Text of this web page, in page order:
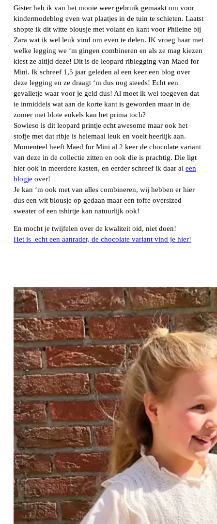
Gister heb ik van het mooie weer gebruik gemaakt om voor
kindermodeblog even wat plaatjes in de tuin te schieten. Laatst
shopte ik dit witte blousje met volant en kant voor Phileine bij
Zara wat ik wel leuk vind om even te delen. IK vroeg haar met
welke legging we ‘m gingen combineren en als ze mag kiezen
kiest ze altijd deze! Dit is de leopard riblegging van Maed for
Mini. Ik schreef 1,5 jaar geleden al een keer een blog over
deze legging en ze draagt ‘m dus nog steeds! Echt een
gevalletje waar voor je geld dus! Al moet ik wel toegeven dat
ie inmiddels wat aan de korte kant is geworden maar in de
zomer met blote enkels kan het prima toch?
Sowieso is dit leopard printje echt awesome maar ook het
stofje met dat ribje is helemaal leuk en voelt heerlijk aan.
Momenteel heeft Maed for Mini al 2 keer de chocolate variant
van deze in de collectie zitten en ook die is prachtig. Die ligt
hier ook in meerdere kasten, en eerder schreef ik daar al een
blogje over!
Je kan ‘m ook met van alles combineren, wij hebben er hier
dus een wit blousje op gedaan maar een toffe oversized
sweater of een tshirtje kan natuurlijk ook!
En mocht je twijfelen over de kwaliteit oid, niet doen!
Het is echt een aanrader, de chocolate variant vind je hier!